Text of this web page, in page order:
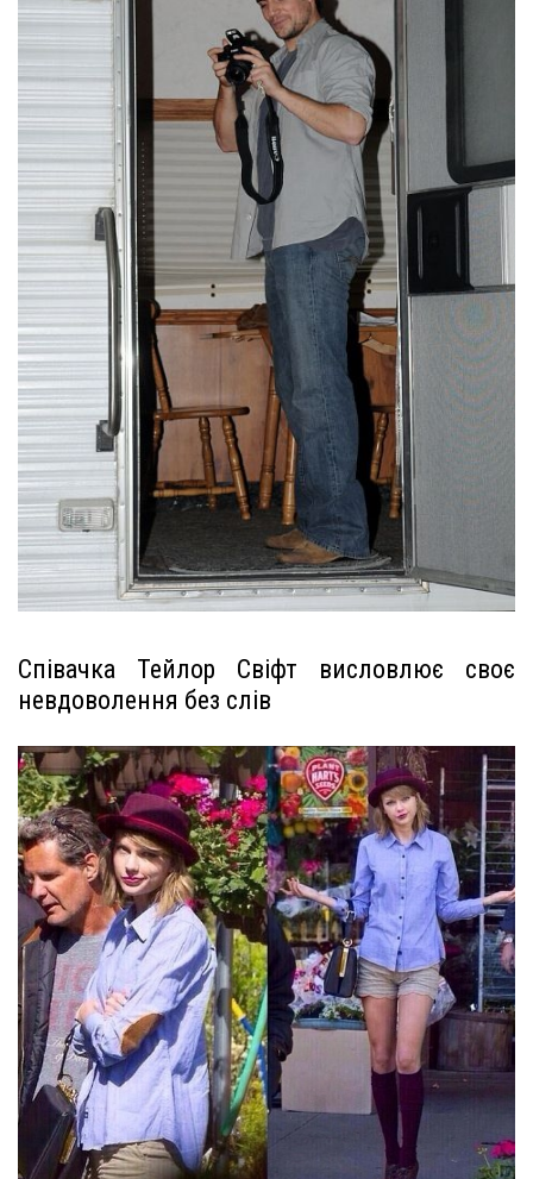
Співачка Тейлор Свіфт висловлює своє
невдоволення без слів